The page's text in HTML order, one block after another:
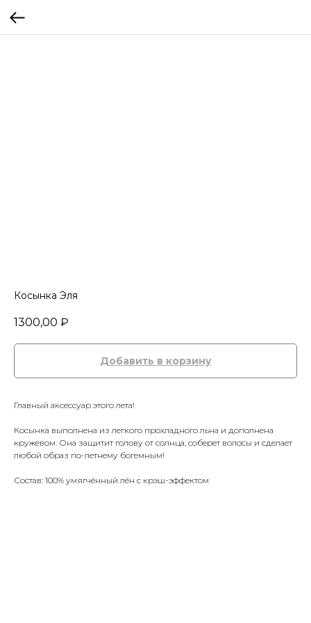
Косынка Эля
1300,00 ₽
Добавить в корзину
Главный аксессуар этого лета!
Косынка выполнена из легкого прохладного льна и дополнена
кружевом. Она защитит голову от солнца, соберет волосы и сделает
любой образ по-летнему богемным!
Состав: 100% умягчённый лён с крэш-эффектом